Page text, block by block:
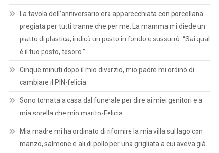
La tavola dell’anniversario era apparecchiata con porcellana
pregiata per tutti tranne che per me. La mamma mi diede un
piatto di plastica, indicò un posto in fondo e sussurrò: “Sai qual
è il tuo posto, tesoro.”
Cinque minuti dopo il mio divorzio, mio padre mi ordinò di
cambiare il PIN-felicia
Sono tornata a casa dal funerale per dire ai miei genitori e a
mia sorella che mio marito-Felicia
Mia madre mi ha ordinato di rifornire la mia villa sul lago con
manzo, salmone e ali di pollo per una grigliata a cui aveva già